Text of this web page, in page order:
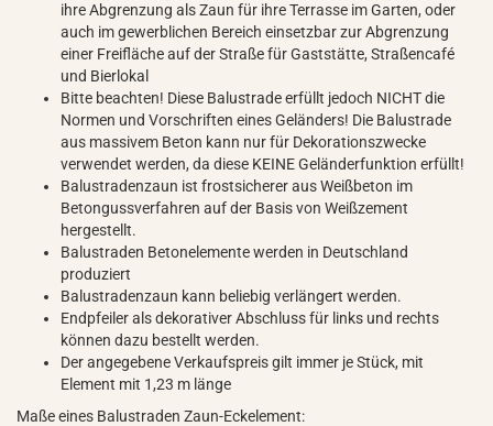
ihre Abgrenzung als Zaun für ihre Terrasse im Garten, oder
auch im gewerblichen Bereich einsetzbar zur Abgrenzung
einer Freifläche auf der Straße für Gaststätte, Straßencafé
und Bierlokal
Bitte beachten! Diese Balustrade erfüllt jedoch NICHT die
Normen und Vorschriften eines Geländers! Die Balustrade
aus massivem Beton kann nur für Dekorationszwecke
verwendet werden, da diese KEINE Geländerfunktion erfüllt!
Balustradenzaun ist frostsicherer aus Weißbeton im
Betongussverfahren auf der Basis von Weißzement
hergestellt.
Balustraden Betonelemente werden in Deutschland
produziert
Balustradenzaun kann beliebig verlängert werden.
Endpfeiler als dekorativer Abschluss für links und rechts
können dazu bestellt werden.
Der angegebene Verkaufspreis gilt immer je Stück, mit
Element mit 1,23 m länge
Maße eines Balustraden Zaun-Eckelement: